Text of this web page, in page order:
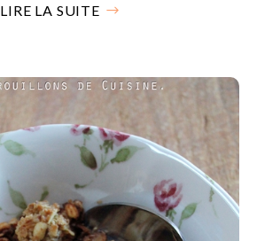
LIRE LA SUITE